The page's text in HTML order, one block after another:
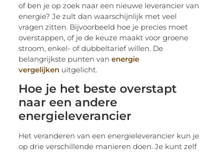
of ben je op zoek naar een nieuwe leverancier van
energie? Je zult dan waarschijnlijk met veel
vragen zitten. Bijvoorbeeld hoe je precies moet
overstappen, of je de keuze maakt voor groene
stroom, enkel- of dubbeltarief willen. De
belangrijkste punten vanenergie
vergelijken uitgelicht.
Hoe je het beste overstapt
naar een andere
energieleverancier
Het veranderen van een energieleverancier kun je
op drie verschillende manieren doen. Je kunt zelf